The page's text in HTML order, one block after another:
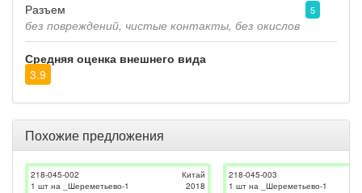
Разъем
5
без повреждений, чистые контакты, без окислов
Средняя оценка внешнего вида
3.9
Похожие предложения
218-045-002
1 шт на _Шереметьево-1
Китай
2018
218-045-003
1 шт на _Шереметьево-1